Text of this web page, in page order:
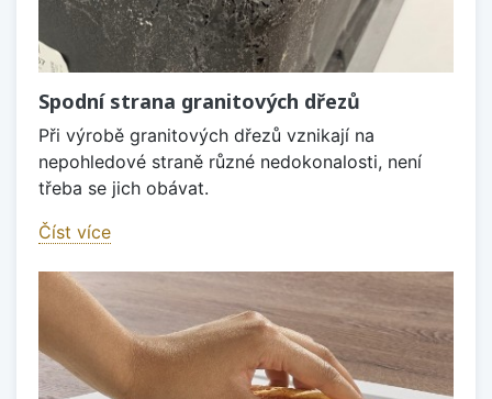
Spodní strana granitových dřezů
Při výrobě granitových dřezů vznikají na
nepohledové straně různé nedokonalosti, není
třeba se jich obávat.
Číst více